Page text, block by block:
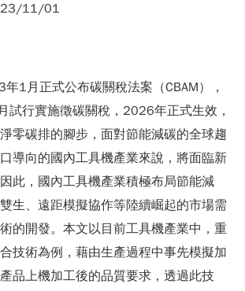
11/01
1月正式公布碳關稅法案（CBAM），
試行實施徵碳關稅，2026年正式生效，
零碳排的腳步，面對節能減碳的全球趨
導向的國內工具機產業來說，將面臨新
此，國內工具機產業積極布局節能減
生、遠距模擬協作等陸續崛起的市場需
的開發。本文以目前工具機產業中，重
技術為例，藉由生產過程中事先模擬加
品上機加工後的品質要求，透過此技